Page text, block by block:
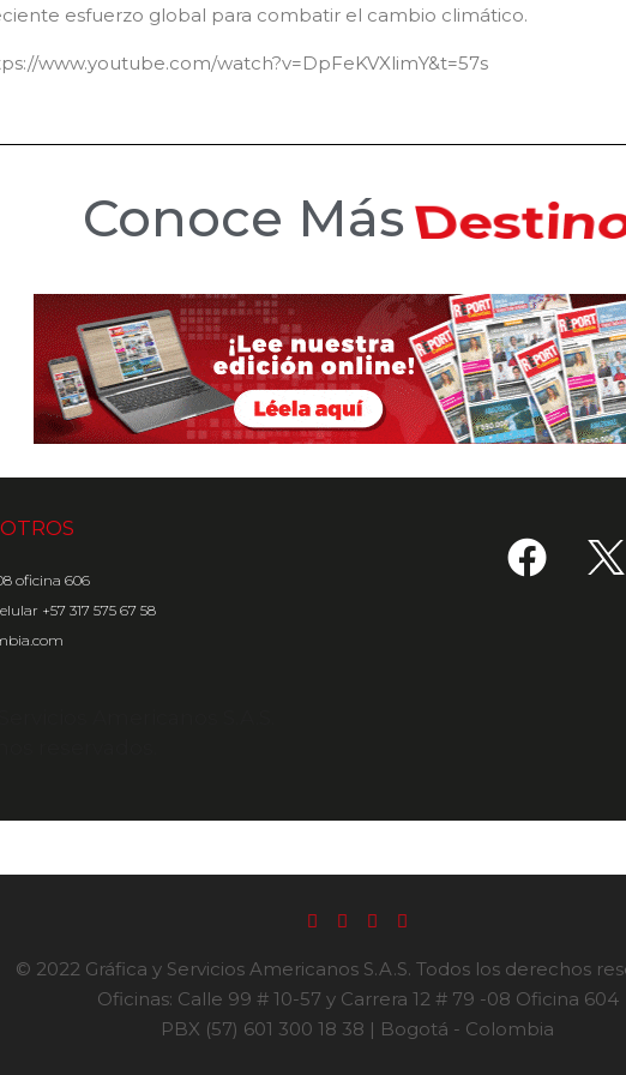
esfuerzo global para combatir el cambio climático.
www.youtube.com/watch?v=DpFeKVXlimY&t=57s
Conoce Más
oficina 606
+57 317 575 67 58
© 2022 Gráfica y Servicios Americanos S.A.S. Todos los derechos
Oficinas: Calle 99 # 10-57 y Carrera 12 # 79 -08 Oficina 604
PBX (57) 601 300 18 38 | Bogotá - Colombia